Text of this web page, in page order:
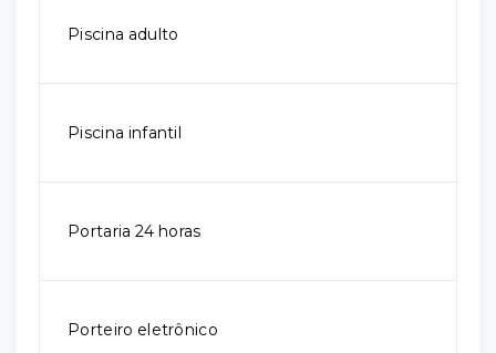
Piscina adulto
Piscina infantil
Portaria 24 horas
Porteiro eletrônico